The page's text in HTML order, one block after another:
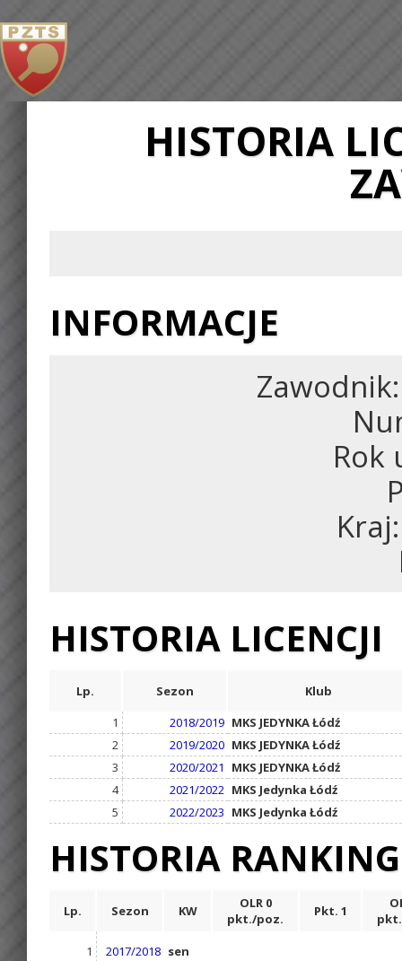
HISTORIA
INFORMACJE
Rok
HISTORIA LICENCJI
Lp. Sezon
Klub
1
2018/2019 MKS JEDYNKA Łódź
2
2019/2020 MKS JEDYNKA Łódź
3
2020/2021
MKS JEDYNKA Łódź
4
2021/2022 MKS Jedynka Łódź
5
2022/2023 MKS Jedynka Łódź
HISTORIA
Lp. Sezon KW
OLR 0
pkt./poz.
Pkt. 1
1
2017/2018 sen